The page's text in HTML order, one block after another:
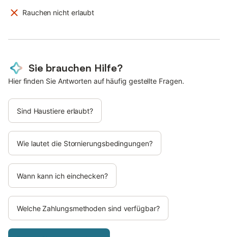
Rauchen nicht erlaubt
Sie brauchen Hilfe?
Hier finden Sie Antworten auf häufig gestellte Fragen.
Sind Haustiere erlaubt?
Wie lautet die Stornierungsbedingungen?
Wann kann ich einchecken?
Welche Zahlungsmethoden sind verfügbar?